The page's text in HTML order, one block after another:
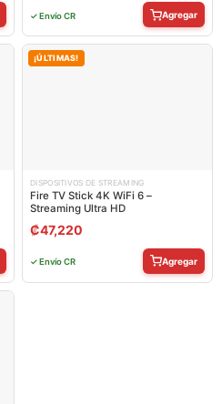
✓ Envío CR Agregar
¡ÚLTIMAS!
DISPOSITIVOS DE STREAMING
Fire TV Stick 4K WiFi 6 –
Streaming Ultra HD
₡47,220
✓ Envío CR Agregar